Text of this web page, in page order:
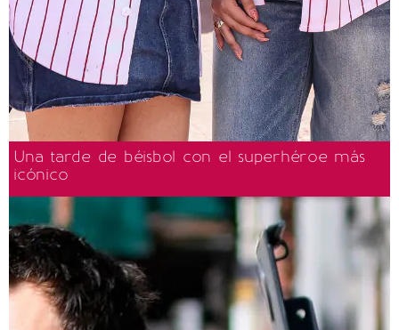
Una tarde de béisbol con el superhéroe más
icónico